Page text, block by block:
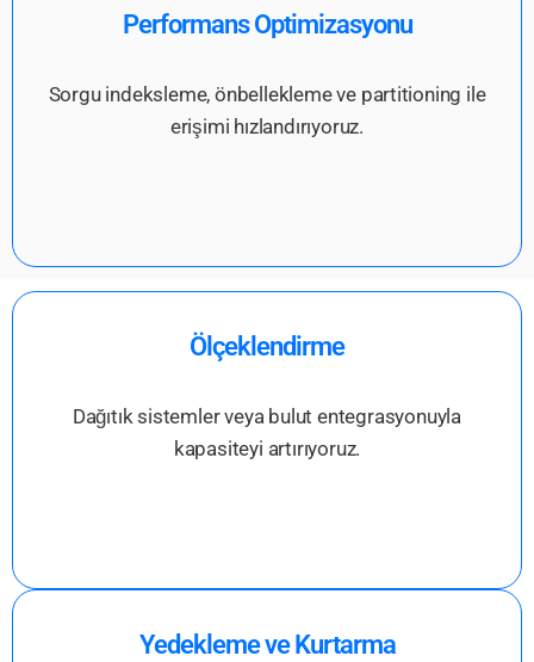
Performans Optimizasyonu
Sorgu indeksleme, önbellekleme ve partitioning ile
erişimi hızlandırıyoruz.
Ölçeklendirme
Dağıtık sistemler veya bulut entegrasyonuyla
kapasiteyi artırıyoruz.
Yedekleme ve Kurtarma